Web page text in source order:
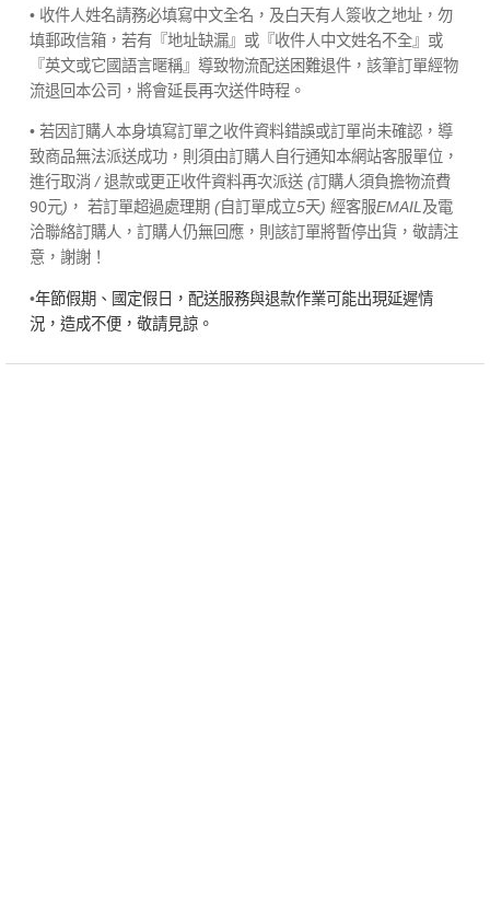
• 收件人姓名請務必填寫中文全名，及白天有人簽收之地址，勿
填郵政信箱，若有『地址缺漏』或『收件人中文姓名不全』或
『英文或它國語言暱稱』導致物流配送困難退件，該筆訂單經物
流退回本公司，將會延長再次送件時程。
• 若因訂購人本身填寫訂單之收件資料錯誤或訂單尚未確認，導
致商品無法派送成功，則須由訂購人自行通知本網站客服單位，
進行取消 /退款或更正收件資料再次派送(訂購人須負擔物流費
90元) ， 若訂單超過處理期 (自訂單成立5天) 經客服EMAIL及電
洽聯絡訂購人，訂購人仍無回應，則該訂單將暫停出貨，敬請注
意，謝謝！
•年節假期、國定假日，配送服務與退款作業可能出現延遲情
況，造成不便，敬請見諒。